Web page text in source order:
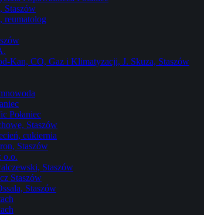
Staszów
reumatolog
Kan, CO, Gaz i Klimatyzacji, J. Skuza, Staszów
Połaniec
Staszów
cukiernia
Staszów
o.o.
Staszów
Staszów
Staszów